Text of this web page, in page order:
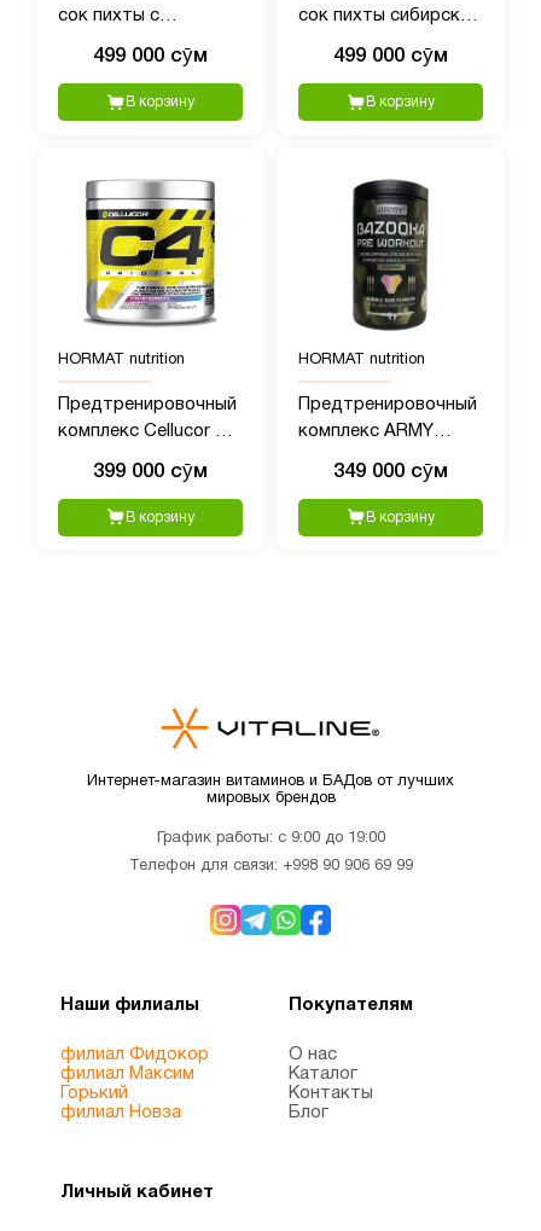
сок пихты с
499 000 сӯм
В корзину
сок пихты сибирской
499 000 сӯм
В корзину
HORMAT nutrition
Предтренировочный
комплекс Cellucor C4
399 000 сӯм
В корзину
HORMAT nutrition
Предтренировочный
комплекс ARMY
Workout 1, 40 порций,
380 гр пищвая
добавка
349 000 сӯм
В корзину
Интернет-магазин витаминов и БАДов от лучших
мировых брендов
График работы: с 9:00 до 19:00
Телефон для связи: +998 90 906 69 99
Наши филиалы
филиал Фидокор
филиал Максим
Горький
филиал Новза
Покупателям
О нас
Каталог
Контакты
Блог
Личный кабинет